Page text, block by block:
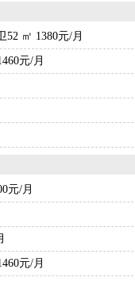
㎡ 1380元/月
元/月
元/月
元/月